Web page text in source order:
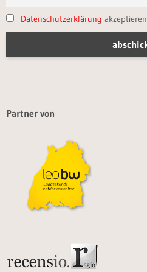
Datenschutzerklärung akzeptieren
Partner von